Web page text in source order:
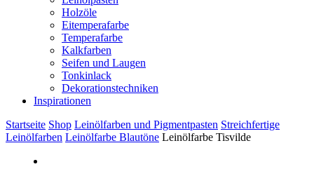
Holzöle
Eitemperafarbe
Temperafarbe
Kalkfarben
Seifen und Laugen
Tonkinlack
Dekorationstechniken
Inspirationen
Startseite Shop Leinölfarben und Pigmentpasten Streichfertige
Leinölfarben Leinölfarbe Blautöne Leinölfarbe Tisvilde